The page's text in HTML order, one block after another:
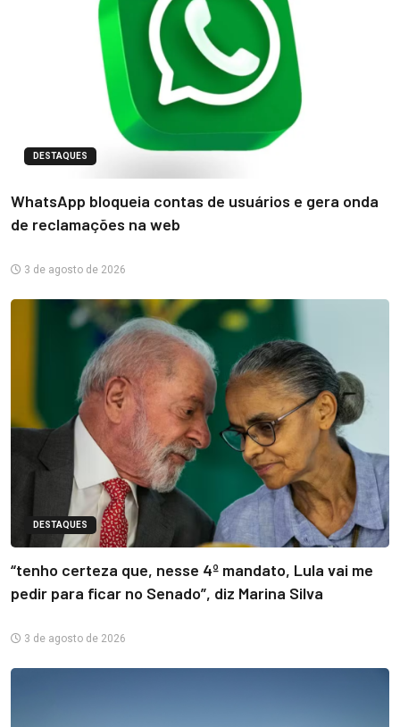
DESTAQUES
WhatsApp bloqueia contas de usuários e gera onda
de reclamações na web
3 de agosto de 2026
DESTAQUES
“tenho certeza que, nesse 4º mandato, Lula vai me
pedir para ficar no Senado”, diz Marina Silva
3 de agosto de 2026